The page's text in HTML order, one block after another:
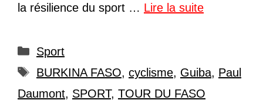
la résilience du sport … Lire la suite
Catégories
Sport
Étiquettes
BURKINA FASO, cyclisme, Guiba, Paul
Daumont, SPORT, TOUR DU FASO